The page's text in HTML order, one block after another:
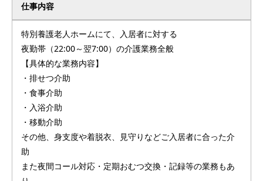
仕事内容
特別養護老人ホームにて、入居者に対する
夜勤帯（22:00～翌7:00）の介護業務全般
【具体的な業務内容】
・排せつ介助
・食事介助
・入浴介助
・移動介助
その他、身支度や着脱衣、見守りなどご入居者に合った介
助
また夜間コール対応・定期おむつ交換・記録等の業務もあ